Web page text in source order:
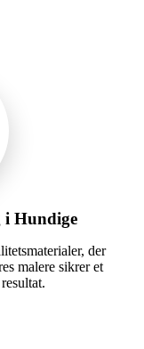
i Hundige
der
malere sikrer et